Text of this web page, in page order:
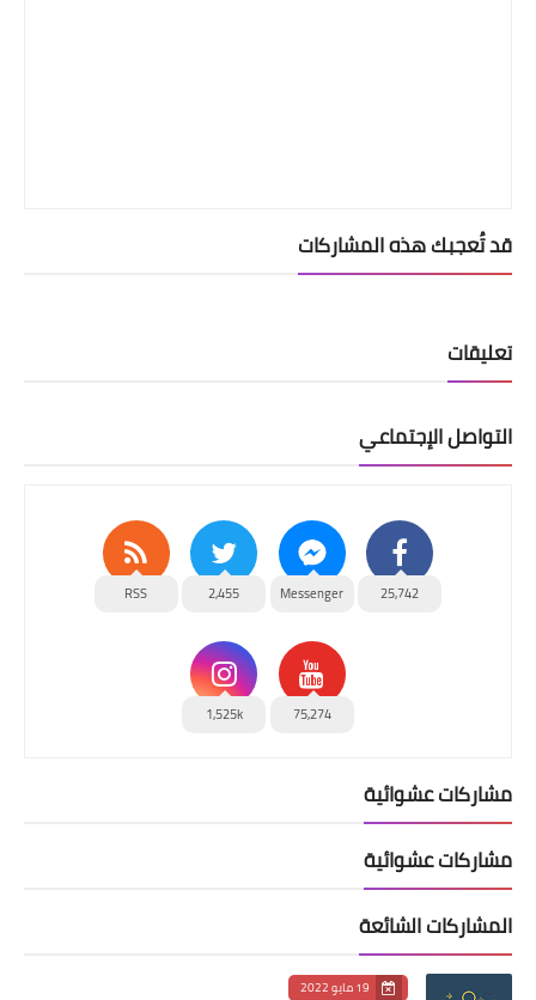
قد تُعجبك هذه المشاركات
تعليقات
التواصل الإجتماعي
25,742
Messenger
2,455
RSS
75,274
1,525k
مشاركات عشوائية
مشاركات عشوائية
المشاركات الشائعة
19 مايو 2022